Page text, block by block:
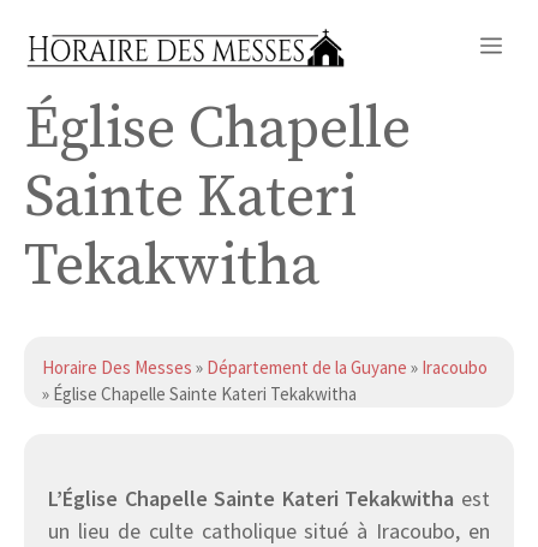
Église Chapelle
Sainte Kateri
Tekakwitha
Horaire Des Messes » Département de la Guyane » Iracoubo
» Église Chapelle Sainte Kateri Tekakwitha
L’Église Chapelle Sainte Kateri Tekakwitha est
un lieu de culte catholique situé à Iracoubo, en